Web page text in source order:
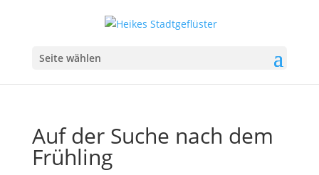
Seite wählen
Auf der Suche nach dem
Frühling